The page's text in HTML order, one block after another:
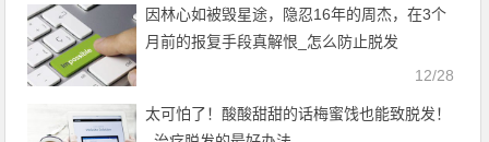
因林心如被毁星途，隐忍16年的周杰，在3个
月前的报复手段真解恨_怎么防止脱发
12/28
太可怕了！酸酸甜甜的话梅蜜饯也能致脱发！